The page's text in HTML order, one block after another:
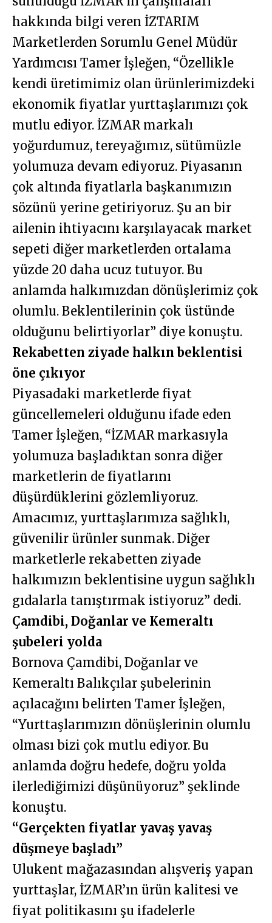
hakkında bilgi veren İZTARIM
Marketlerden Sorumlu Genel Müdür
Yardımcısı Tamer İşleğen, “Özellikle
kendi üretimimiz olan ürünlerimizdeki
ekonomik fiyatlar yurttaşlarımızı çok
mutlu ediyor. İZMAR markalı
yoğurdumuz, tereyağımız, sütümüzle
yolumuza devam ediyoruz. Piyasanın
çok altında fiyatlarla başkanımızın
sözünü yerine getiriyoruz. Şu an bir
ailenin ihtiyacını karşılayacak market
sepeti diğer marketlerden ortalama
yüzde 20 daha ucuz tutuyor. Bu
anlamda halkımızdan dönüşlerimiz çok
olumlu. Beklentilerinin çok üstünde
olduğunu belirtiyorlar” diye konuştu.
Rekabetten ziyade halkın beklentisi
öne çıkıyor
Piyasadaki marketlerde fiyat
güncellemeleri olduğunu ifade eden
Tamer İşleğen, “İZMAR markasıyla
yolumuza başladıktan sonra diğer
marketlerin de fiyatlarını
düşürdüklerini gözlemliyoruz.
Amacımız, yurttaşlarımıza sağlıklı,
güvenilir ürünler sunmak. Diğer
marketlerle rekabetten ziyade
halkımızın beklentisine uygun sağlıklı
gıdalarla tanıştırmak istiyoruz” dedi.
Çamdibi, Doğanlar ve Kemeraltı
şubeleri yolda
Bornova Çamdibi, Doğanlar ve
Kemeraltı Balıkçılar şubelerinin
açılacağını belirten Tamer İşleğen,
“Yurttaşlarımızın dönüşlerinin olumlu
olması bizi çok mutlu ediyor. Bu
anlamda doğru hedefe, doğru yolda
ilerlediğimizi düşünüyoruz” şeklinde
konuştu.
“Gerçekten fiyatlar yavaş yavaş
düşmeye başladı”
Ulukent mağazasından alışveriş yapan
yurttaşlar, İZMAR’ın ürün kalitesi ve
fiyat politikasını şu ifadelerle